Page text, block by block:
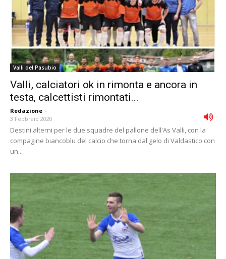
Valli del Pasubio
Valli, calciatori ok in rimonta e ancora in
testa, calcettisti rimontati...
Redazione -
3 Febbraio 2020
Destini alterni per le due squadre del pallone dell'As Valli, con la
compagine biancoblu del calcio che torna dal gelo di Valdastico con
un...